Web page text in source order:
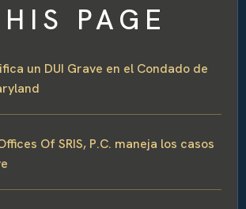
PAGE
un DUI Grave en el Condado de
Of SRIS, P.C. maneja los casos